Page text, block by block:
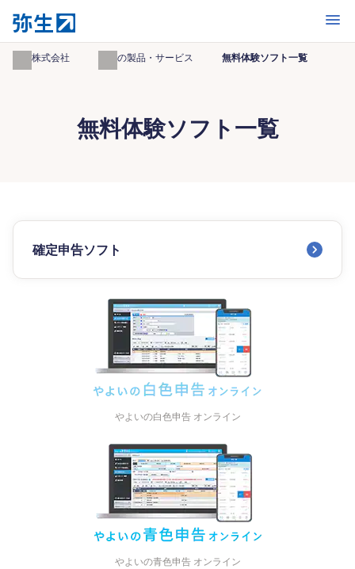
開く
弥生株式会社 弥生の製品・サービス 無料体験ソフト一覧
無料体験ソフト一覧
確定申告ソフト
やよいの白色申告 オンライン
やよいの青色申告 オンライン